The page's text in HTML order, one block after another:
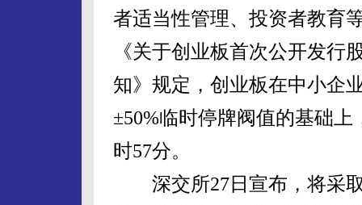
者适当性管理、投资者教育
《关于创业板首次公开发行
知》规定，创业板在中小企
±50%临时停牌阀值的基础
时57分。
深交所27日宣布，将采取